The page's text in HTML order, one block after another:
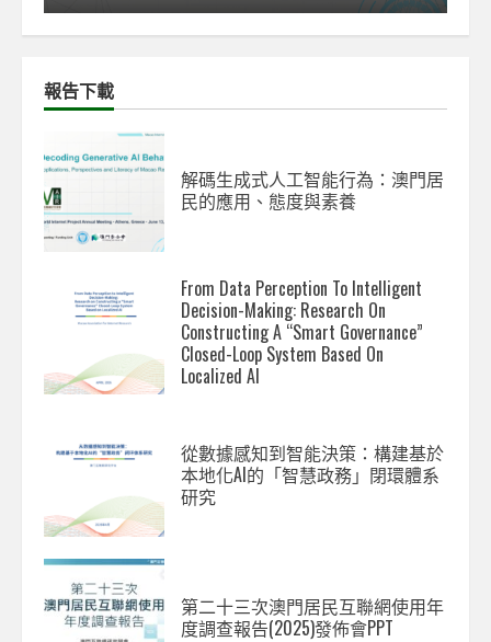
報告下載
解碼生成式人工智能行為：澳門居
民的應用、態度與素養
From Data Perception To Intelligent
Decision-Making: Research On
Constructing A “Smart Governance”
Closed-Loop System Based On
Localized AI
從數據感知到智能決策：構建基於
本地化AI的「智慧政務」閉環體系
研究
第二十三次澳門居民互聯網使用年
度調查報告(2025)發佈會PPT